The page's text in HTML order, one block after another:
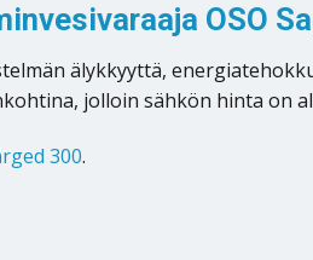
OSO
älykkyyttä,
jolloin sähkön hinta on
300.